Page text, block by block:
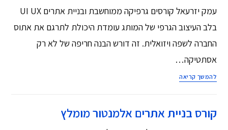
עמק יזרעאל קורסים גרפיקה ממוחשבת ובניית אתרים UI UX
בלב העיצוב הגרפי של המותג עומדת היכולת לתרגם את אתוס
החברה לשפה ויזואלית. זה דורש הבנה חריפה של לא רק
אסתטיקה…
להמשך קריאה
קורס בניית אתרים אלמנטור מומלץ